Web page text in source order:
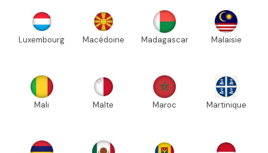
Luxembourg Macédoine Madagascar Malaisie
Mali Malte Maroc Martinique